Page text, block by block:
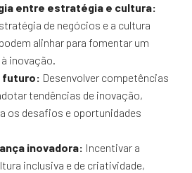
entre estratégia e cultura:
de negócios e a cultura
alinhar para fomentar um
inovação.
futuro: Desenvolver competências
tendências de inovação,
os desafios e oportunidades
inovadora: Incentivar a
inclusiva e de criatividade,